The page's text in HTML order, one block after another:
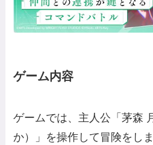
ゲーム内容
ゲームでは、主人公「茅森
か）」を操作して冒険をしま